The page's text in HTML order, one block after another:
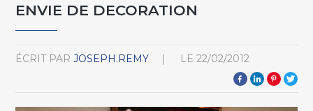
ENVIE DE DECORATION
ÉCRIT PAR JOSEPH.REMY LE 22/02/2012